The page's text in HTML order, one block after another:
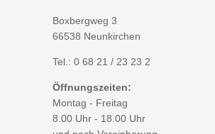
Boxbergweg 3
66538 Neunkirchen
Tel.: 0 68 21 / 23 23 2
Öffnungszeiten:
Montag - Freitag
8.00 Uhr - 18.00 Uhr